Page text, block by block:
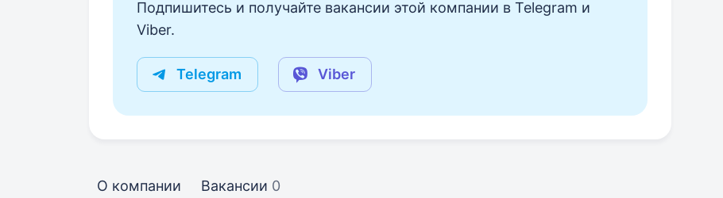
Подпишитесь и получайте вакансии этой компании в Telegram и
Viber.
Telegram Viber
О компании Вакансии 0